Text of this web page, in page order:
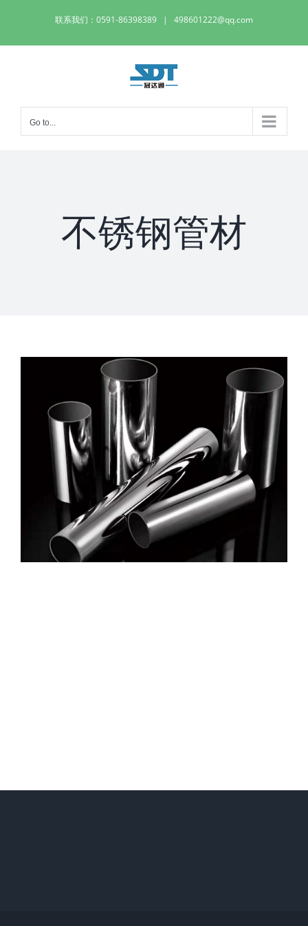
content
联系我们：0591-86398389 | 498601222@qq.com
Go to...
不锈钢管材